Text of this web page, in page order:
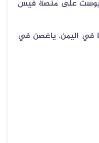
بوست على منصة فيس
في اليمن. ياغصن في